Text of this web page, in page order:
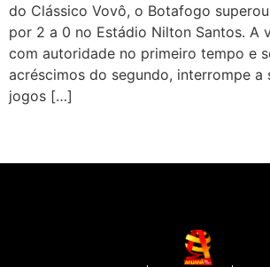
do Clássico Vovô, o Botafogo
por 2 a 0 no Estádio Nilton Santos. A
com autoridade no primeiro tempo e
acréscimos do segundo, interrompe a
jogos […]